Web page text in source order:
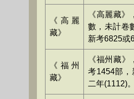
《高麗
藏》
《高麗藏
數，未計卷
新考6825或
《福州
藏》
《福州藏
考1454部
二年(1112)。